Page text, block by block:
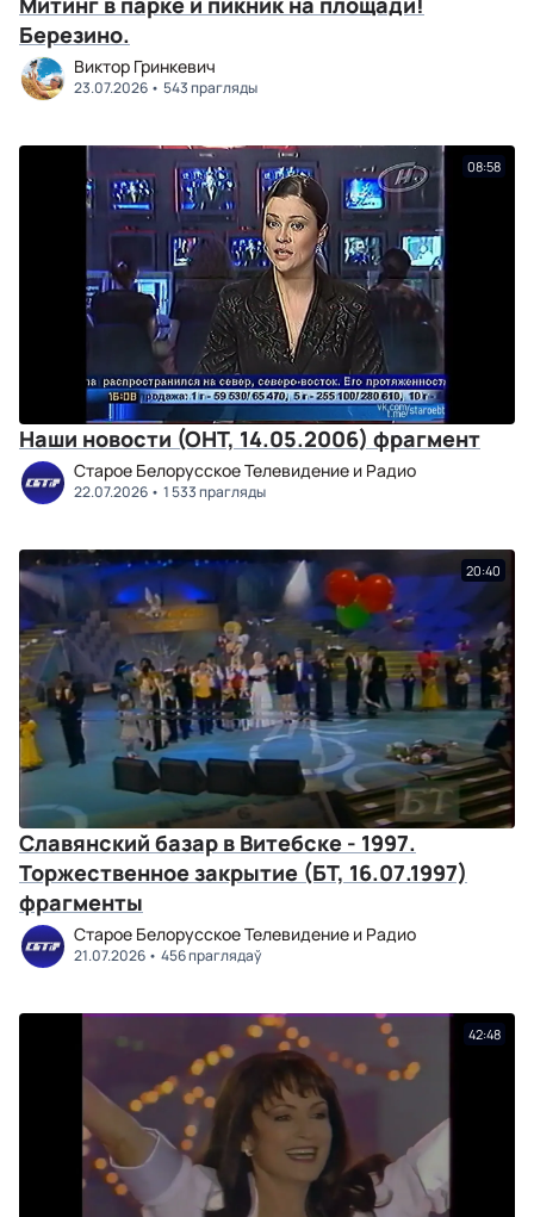
Березино.
Виктор Гринкевич
23.07.2026 543 прагляды
08:58
Наши новости (ОНТ, 14.05.2006) фрагмент
Старое Белорусское Телевидение и Радио
22.07.2026 1 533 прагляды
20:40
Славянский базар в Витебске - 1997.
Торжественное закрытие (БТ, 16.07.1997)
фрагменты
Старое Белорусское Телевидение и Радио
21.07.2026 456 праглядаў
42:48